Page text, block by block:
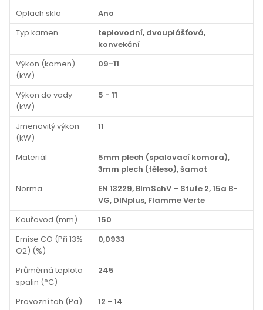
Oplach skla
Ano
Typ kamen
teplovodní, dvouplášťová,
konvekční
Výkon (kamen)
(kW)
09-11
Výkon do vody
(kW)
5 - 11
Jmenovitý výkon
(kW)
11
Materiál
5mm plech (spalovací komora),
3mm plech (těleso), šamot
Norma
EN 13229, BImSchV – Stufe 2, 15a B-
VG, DINplus, Flamme Verte
Kouřovod (mm)
150
Emise CO (Při 13%
O2) (%)
0,0933
Průměrná teplota
spalin (°C)
245
Provozní tah (Pa)
12 - 14